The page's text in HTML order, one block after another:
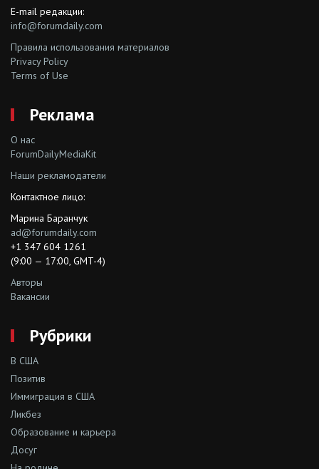
E-mail редакции:
info@forumdaily.com
Правила использования материалов
Privacy Policy
Terms of Use
Реклама
О нас
ForumDailyMediaKit
Наши рекламодатели
Контактное лицо:
Марина Баранчук
ad@forumdaily.com
+1 347 604 1261
(9:00 — 17:00, GMT-4)
Авторы
Вакансии
Рубрики
В США
Позитив
Иммиграция в США
Ликбез
Образование и карьера
Досуг